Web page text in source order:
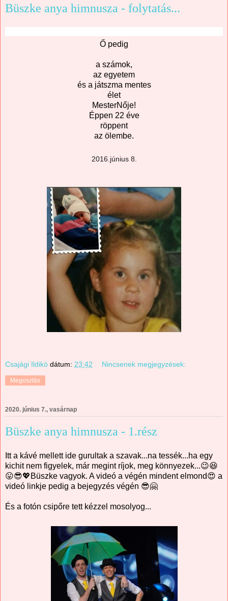
Büszke anya himnusza - folytatás...
Ő pedig
a számok,
az egyetem
és a játszma mentes
élet
MesterNője!
Éppen 22 éve
röppent
az ölembe.
2016.június 8.
Csajági Ildikó dátum: 23:42 Nincsenek megjegyzések:
Megosztás
2020. június 7., vasárnap
Büszke anya himnusza - 1.rész
Itt a kávé mellett ide gurultak a szavak...na tessék...ha egy
kichit nem figyelek, már megint ríjok, meg könnyezek...😉😆
😛😎💖Büszke vagyok. A videó a végén mindent elmond😍 a
videó linkje pedig a bejegyzés végén 😎🤗
És a fotón csipőre tett kézzel mosolyog...